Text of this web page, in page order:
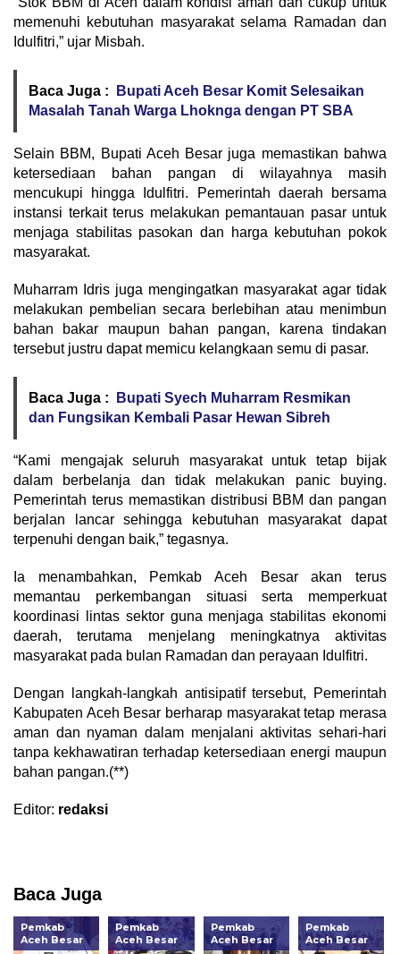
memenuhi kebutuhan masyarakat selama Ramadan dan
Idulfitri,” ujar Misbah.
Baca Juga :
Bupati Aceh Besar Komit Selesaikan
Masalah Tanah Warga Lhoknga dengan PT SBA
Selain BBM, Bupati Aceh Besar juga memastikan bahwa
ketersediaan bahan pangan di wilayahnya masih
mencukupi hingga Idulfitri. Pemerintah daerah bersama
instansi terkait terus melakukan pemantauan pasar untuk
menjaga stabilitas pasokan dan harga kebutuhan pokok
masyarakat.
Muharram Idris juga mengingatkan masyarakat agar tidak
melakukan pembelian secara berlebihan atau menimbun
bahan bakar maupun bahan pangan, karena tindakan
tersebut justru dapat memicu kelangkaan semu di pasar.
Baca Juga :
Bupati Syech Muharram Resmikan
dan Fungsikan Kembali Pasar Hewan Sibreh
“Kami mengajak seluruh masyarakat untuk tetap bijak
dalam berbelanja dan tidak melakukan panic buying.
Pemerintah terus memastikan distribusi BBM dan pangan
berjalan lancar sehingga kebutuhan masyarakat dapat
terpenuhi dengan baik,” tegasnya.
Ia menambahkan, Pemkab Aceh Besar akan terus
memantau perkembangan situasi serta memperkuat
koordinasi lintas sektor guna menjaga stabilitas ekonomi
daerah, terutama menjelang meningkatnya aktivitas
masyarakat pada bulan Ramadan dan perayaan Idulfitri.
Dengan langkah-langkah antisipatif tersebut, Pemerintah
Kabupaten Aceh Besar berharap masyarakat tetap merasa
aman dan nyaman dalam menjalani aktivitas sehari-hari
tanpa kekhawatiran terhadap ketersediaan energi maupun
bahan pangan.(**)
Editor: redaksi
Baca Juga
Pemkab
Aceh Besar
Pemkab
Aceh Besar
Pemkab
Aceh Besar
Pemkab
Aceh Besar